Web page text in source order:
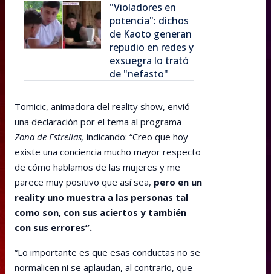
"Violadores en
potencia": dichos
de Kaoto generan
repudio en redes y
exsuegra lo trató
de "nefasto"
Tomicic, animadora del reality show, envió
una declaración por el tema al programa
Zona de Estrellas, indicando: “Creo que hoy
existe una conciencia mucho mayor respecto
de cómo hablamos de las mujeres y me
parece muy positivo que así sea, pero en un
reality uno muestra a las personas tal
como son, con sus aciertos y también
con sus errores”.
“Lo importante es que esas conductas no se
normalicen ni se aplaudan, al contrario, que